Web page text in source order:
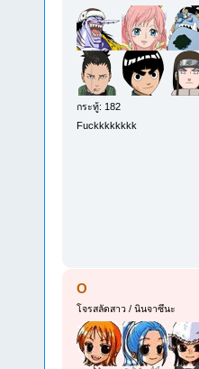
กระทู้: 182
Fuckkkkkkkk
O
โจรสลัดสาว / นินจาซึนะ